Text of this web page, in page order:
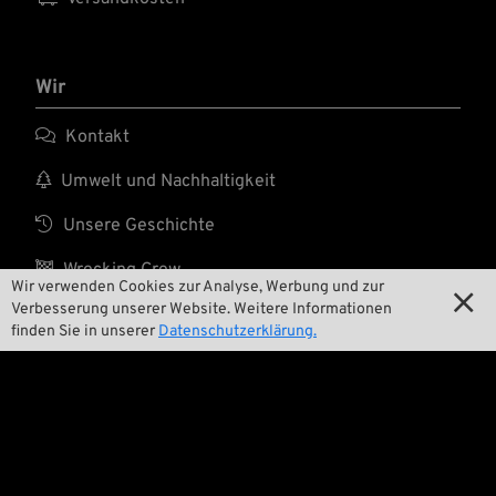
Wir verwenden Cookies zur Analyse, Werbung und zur
Verbesserung unserer Website. Weitere Informationen
finden Sie in unserer Datenschutzerklärung.

Wir
 Kontakt
 Umwelt und Nachhaltigkeit
 Unsere Geschichte
 Wrecking Crew
Pan-O-Rama